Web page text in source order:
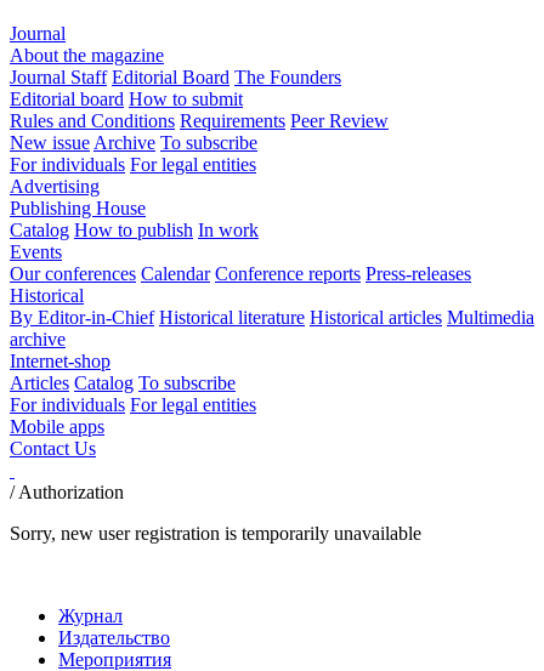
Journal
About the magazine
Journal Staff Editorial Board The Founders
Editorial board How to submit
Rules and Conditions Requirements Peer Review
New issue Archive To subscribe
For individuals For legal entities
Advertising
Publishing House
Catalog How to publish In work
Events
Our conferences Calendar Conference reports Press-releases
Historical
By Editor-in-Chief Historical literature Historical articles Multimedia
archive
Internet-shop
Articles Catalog To subscribe
For individuals For legal entities
Mobile apps
Contact Us
/Authorization
Sorry, new user registration is temporarily unavailable
Журнал
Издательство
Мероприятия